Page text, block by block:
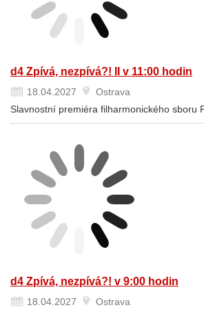
d4 Zpívá, nezpívá?! II v 11:00 hodin
18.04.2027
Ostrava
Slavnostní premiéra filharmonického sboru
d4 Zpívá, nezpívá?! v 9:00 hodin
18.04.2027
Ostrava